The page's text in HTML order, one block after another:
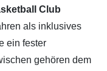
Club
als inklusives
ein fester
gehören dem